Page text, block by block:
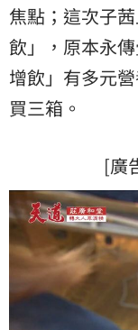
焦點；這次子
飲 」，原本永
增飲」有多元
買三箱。
[廣